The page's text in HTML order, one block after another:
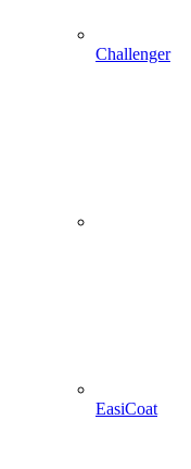
Challenger
EasiCoat